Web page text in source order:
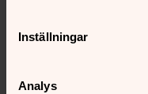
Inställningar
Analys
Senast ändrad 21 april 2021
innehåll?